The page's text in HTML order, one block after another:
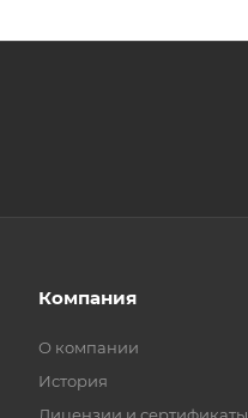
Компания
О компании
История
Лицензии и сертификаты